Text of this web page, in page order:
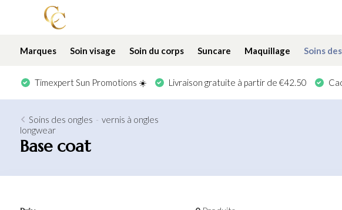
Marques Soin visage Soin du corps Suncare Maquillage Soins
Timexpert Sun Promotions ☀️ Livraison gratuite à partir de €42.50
Soins des ongles - vernis à ongles
longwear
Base coat